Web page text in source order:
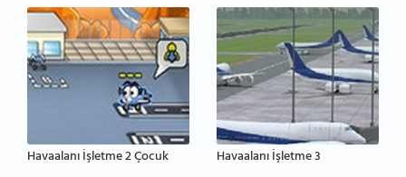
Havaalanı İşletme 2 Çocuk Havaalanı İşletme 3